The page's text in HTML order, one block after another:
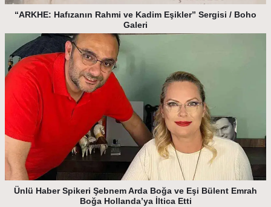
“ARKHE: Hafızanın Rahmi ve Kadim Eşikler” Sergisi / Boho
Galeri
Ünlü Haber Spikeri Şebnem Arda Boğa ve Eşi Bülent Emrah
Boğa Hollanda’ya İltica Etti